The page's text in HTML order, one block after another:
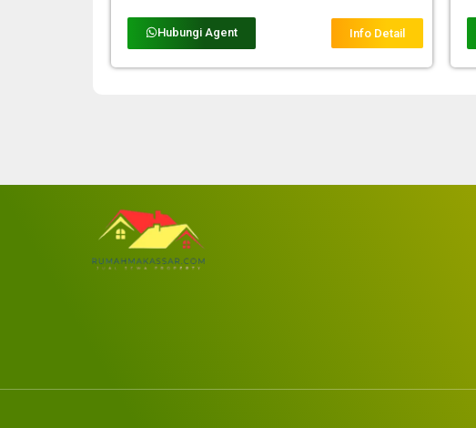
Hubungi Agent Info Detail